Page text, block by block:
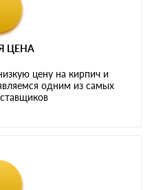
ЦЕНА
цену на кирпич и
одним из самых